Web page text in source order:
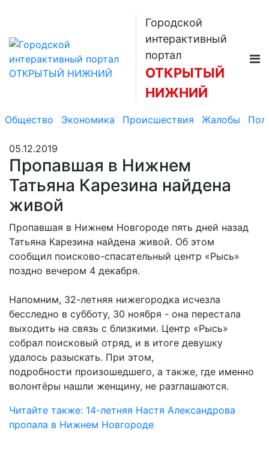
Городской
интерактивный
портал
ОТКРЫТЫЙ
НИЖНИЙ
Общество Экономика Происшествия Жалобы
05.12.2019
Пропавшая в Нижнем
Татьяна Карезина найдена
живой
Пропавшая в Нижнем Новгороде пять дней назад
Татьяна Карезина найдена живой. Об этом
сообщил поисково-спасательный центр «Рысь»
поздно вечером 4 декабря.
Напомним, 32-летняя нижегородка исчезла
бесследно в субботу, 30 ноября - она перестала
выходить на связь с близкими. Центр «Рысь»
собрал поисковый отряд, и в итоге девушку
удалось разыскать. При этом,
подробности произошедшего, а также, где именно
волонтёры нашли женщину, не разглашаются.
Читайте также: 14-летняя Настя Александрова
пропала в Нижнем Новгороде